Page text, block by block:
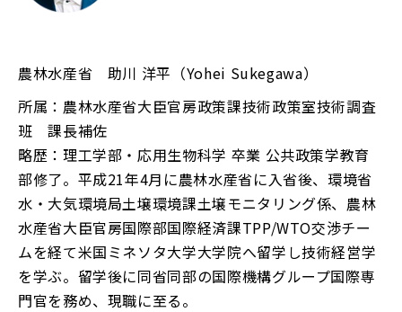
農林水産省 助川 洋平（Yohei Sukegawa）
所属：農林水産省大臣官房政策課技術政策室技術調査
班 課長補佐
略歴：理工学部・応用生物科学 卒業 公共政策学教育
部修了。平成21年4月に農林水産省に入省後、環境省
水・大気環境局土壌環境課土壌モニタリング係、農林
水産省大臣官房国際部国際経済課TPP/WTO交渉チー
ムを経て米国ミネソタ大学大学院へ留学し技術経営学
を学ぶ。留学後に同省同部の国際機構グループ国際専
門官を務め、現職に至る。